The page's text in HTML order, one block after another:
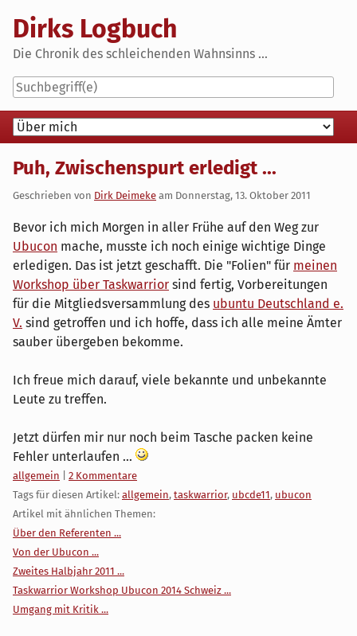
content
Dirks Logbuch
Die Chronik des schleichenden Wahnsinns ...
Navigation
Puh, Zwischenspurt erledigt ...
Geschrieben von Dirk Deimeke am Donnerstag, 13. Oktober 2011
Bevor ich mich Morgen in aller Frühe auf den Weg zur
Ubucon mache, musste ich noch einige wichtige Dinge
erledigen. Das ist jetzt geschafft. Die "Folien" für meinen
Workshop über Taskwarrior sind fertig, Vorbereitungen
für die Mitgliedsversammlung des ubuntu Deutschland e.
V. sind getroffen und ich hoffe, dass ich alle meine Ämter
sauber übergeben bekomme.
Ich freue mich darauf, viele bekannte und unbekannte
Leute zu treffen.
Jetzt dürfen mir nur noch beim Tasche packen keine
Fehler unterlaufen ...
Kategorien:
allgemein
2 Kommentare
Tags für diesen Artikel: allgemein, taskwarrior, ubcde11, ubucon
Artikel mit ähnlichen Themen:
Über den Referenten ...
Von der Ubucon ...
Zweites Halbjahr 2011 ...
Taskwarrior Workshop Ubucon 2014 Schweiz ...
Umgang mit Kritik ...